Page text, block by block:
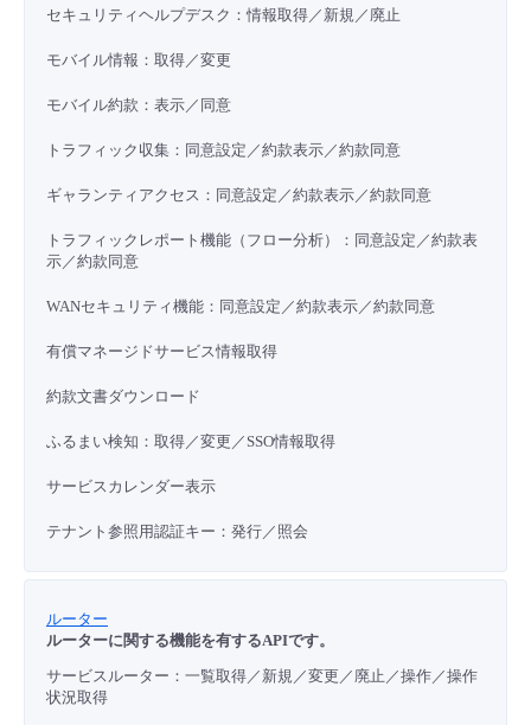
- vUTM2
セキュリティヘルプデスク：情報取得／新規／廃止
モバイル情報：取得／変更
モバイル約款：表示／同意
トラフィック収集：同意設定／約款表示／約款同意
ギャランティアクセス：同意設定／約款表示／約款同意
トラフィックレポート機能（フロー分析）：同意設定／約款表
示／約款同意
WANセキュリティ機能：同意設定／約款表示／約款同意
有償マネージドサービス情報取得
約款文書ダウンロード
ふるまい検知：取得／変更／SSO情報取得
サービスカレンダー表示
テナント参照用認証キー：発行／照会
ルーター
ルーターに関する機能を有するAPIです。
サービスルーター：一覧取得／新規／変更／廃止／操作／操作
状況取得